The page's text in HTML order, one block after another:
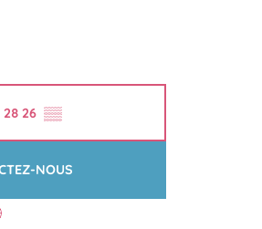
28 26 ▒▒
NOUS